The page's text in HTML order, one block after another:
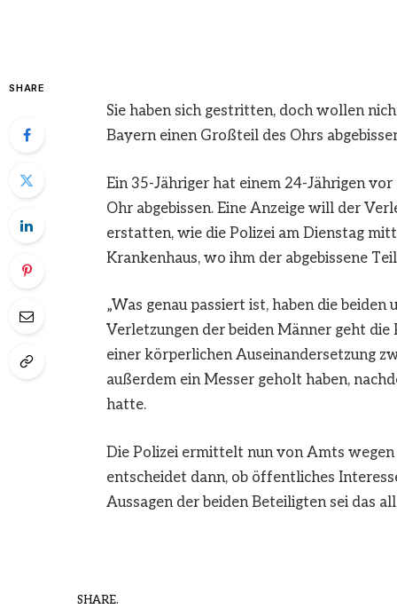
SHARE
Sie haben sich gestritten, doch wollen
Bayern einen Großteil des Ohrs
Ein 35-Jähriger hat einem 24-Jährigen
Ohr abgebissen. Eine Anzeige will der
erstatten, wie die Polizei am Dienstag
Krankenhaus, wo ihm der abgebissene
„Was genau passiert ist, haben die
Verletzungen der beiden Männer geht die
einer körperlichen Auseinandersetzung
außerdem ein Messer geholt haben,
hatte.
Die Polizei ermittelt nun von Amts
entscheidet dann, ob öffentliches
Aussagen der beiden Beteiligten sei das
SHARE.